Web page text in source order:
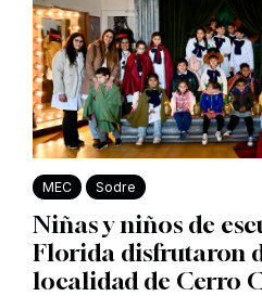
MEC Sodre
Niñas y niños de
Florida disfrutaron
localidad de Cerro